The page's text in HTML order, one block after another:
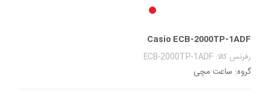
Casio ECB-2000TP-1ADF
رفرنس کالا: ECB-2000TP-1ADF
گروه: ساعت مچی